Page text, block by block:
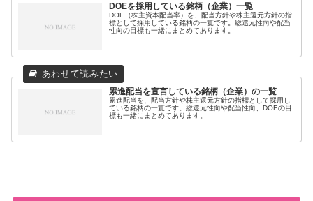
DOEを採用している銘柄（企業）一覧
DOE（株主資本配当率）を、配当方針や株主還元方針の指
標として採用している銘柄の一覧です。総還元性向や配当
性向の目標も一緒にまとめてあります。
累進配当を宣言している銘柄（企業）の一覧
累進配当を、配当方針や株主還元方針の指標として採用し
ている銘柄の一覧です。総還元性向や配当性向、DOEの目
標も一緒にまとめてあります。